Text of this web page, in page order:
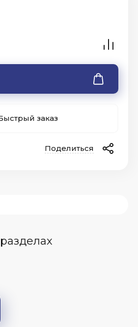
заказ
Поделиться